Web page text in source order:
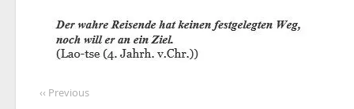
‹‹ Previous